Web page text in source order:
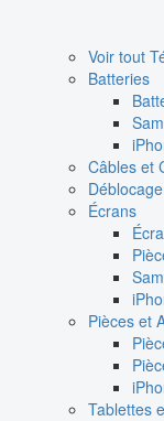
Voir tout
Batteries
Câbles et
Écrans
Pièces et
Tablettes